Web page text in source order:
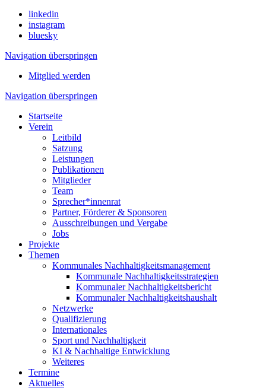
linkedin
instagram
bluesky
Navigation überspringen
Mitglied werden
Navigation überspringen
Startseite
Verein
Leitbild
Satzung
Leistungen
Publikationen
Mitglieder
Team
Sprecher*innenrat
Partner, Förderer & Sponsoren
Ausschreibungen und Vergabe
Jobs
Projekte
Themen
Kommunales Nachhaltigkeitsmanagement
Kommunale Nachhaltigkeitsstrategien
Kommunaler Nachhaltigkeitsbericht
Kommunaler Nachhaltigkeitshaushalt
Netzwerke
Qualifizierung
Internationales
Sport und Nachhaltigkeit
KI & Nachhaltige Entwicklung
Weiteres
Termine
Aktuelles